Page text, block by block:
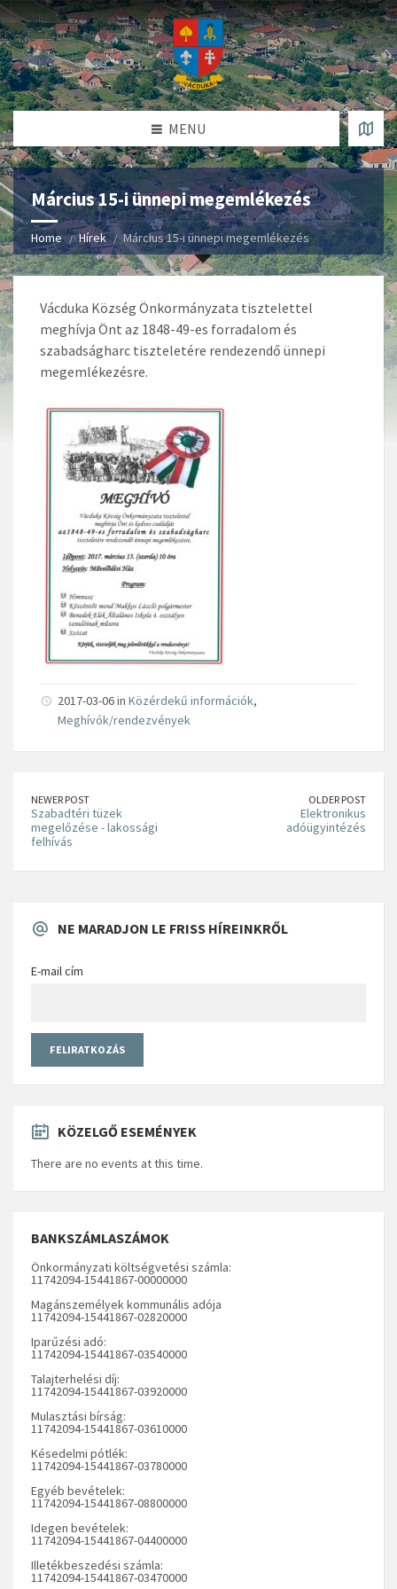
MENU
Március 15-i ünnepi megemlékezés
Home Hírek Március 15-i ünnepi megemlékezés
Vácduka Község Önkormányzata tisztelettel
meghívja Önt az 1848-49-es forradalom és
szabadságharc tiszteletére rendezendő ünnepi
megemlékezésre.
2017-03-06 in Közérdekű információk,
Meghívók/rendezvények
NEWER POST
Szabadtéri tüzek
megelőzése - lakossági
felhívás
OLDER POST
Elektronikus
adóügyintézés
NE MARADJON LE FRISS HÍREINKRŐL
E-mail cím
KÖZELGŐ ESEMÉNYEK
There are no events at this time.
BANKSZÁMLASZÁMOK
Önkormányzati költségvetési számla:
11742094-15441867-00000000
Magánszemélyek kommunális adója
11742094-15441867-02820000
Iparűzési adó:
11742094-15441867-03540000
Talajterhelési díj:
11742094-15441867-03920000
Mulasztási bírság:
11742094-15441867-03610000
Késedelmi pótlék:
11742094-15441867-03780000
Egyéb bevételek:
11742094-15441867-08800000
Idegen bevételek:
11742094-15441867-04400000
Illetékbeszedési számla:
11742094-15441867-03470000